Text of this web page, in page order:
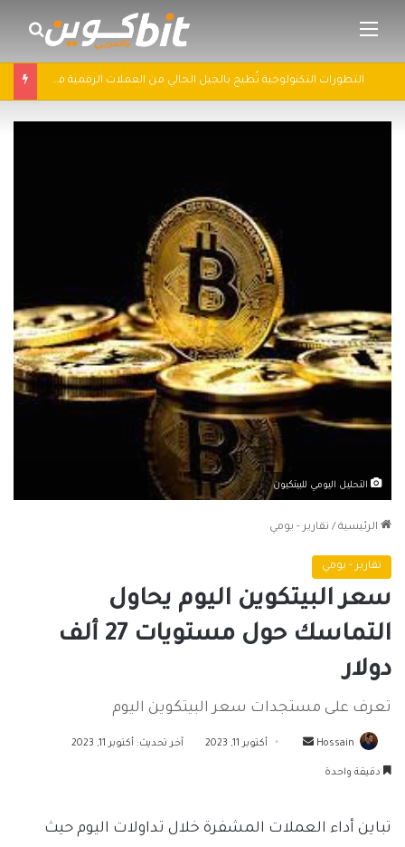
القائمة
التطورات التكنولوجية تُطيح بالجيل الحالي من العملات الرقمية في 2025: سباق التكنولوجيا يُعيد تشكيل مشهد الكريبتو
التحليل اليومي للبيتكيون
الرئيسية / تقارير - يومي
تقارير - يومي
سعر البيتكوين اليوم يحاول
التماسك حول مستويات 27 ألف
دولار
تعرف على مستجدات سعر البيتكوين اليوم
Hossain
أرسل
أكتوبر 11, 2023 آخر تحديث: أكتوبر 11, 2023
دقيقة واحدة
تباين أداء العملات المشفرة خلال تداولات اليوم حيث